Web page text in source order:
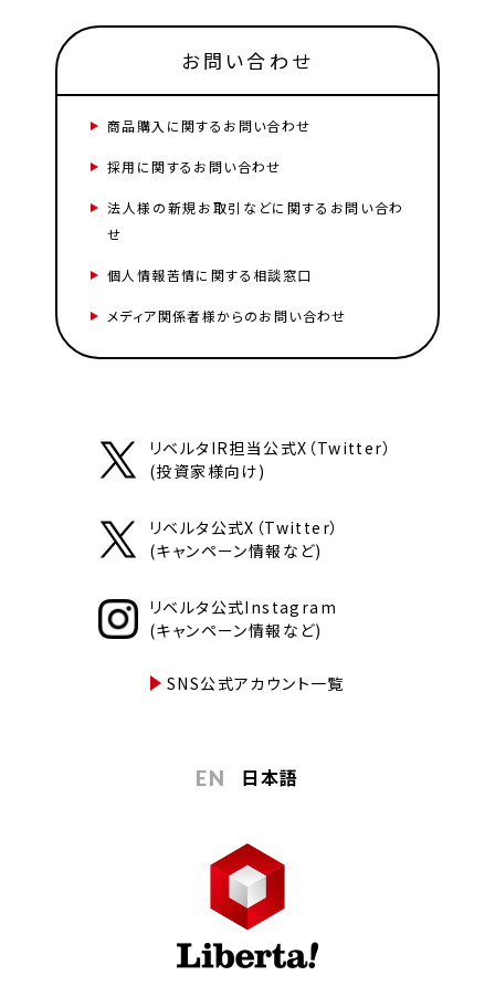
お問い合わせ
商品購入に関するお問い合わせ
採用に関するお問い合わせ
法人様の新規お取引などに関するお問い合わ
せ
個人情報苦情に関する相談窓口
メディア関係者様からのお問い合わせ
リベルタIR担当公式X（Twitter）
(投資家様向け)
リベルタ公式X（Twitter）
(キャンペーン情報など)
リベルタ公式Instagram
(キャンペーン情報など)
SNS公式アカウント一覧
EN 日本語